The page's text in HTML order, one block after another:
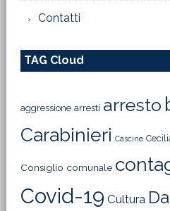
Contatti
TAG Cloud
aggressione arresti arresto
Carabinieri Cascine
Consiglio comunale
Covid-19 Cultura